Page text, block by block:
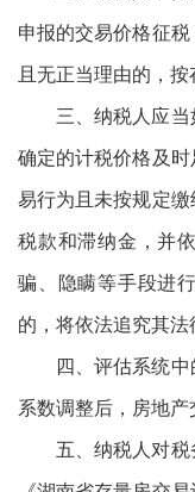
申报的交易价格征
且无正当理由的，按
三、纳税人应
确定的计税价格及
易行为且未按规定
税款和滞纳金，并
骗、隐瞒等手段进
的，将依法追究其法
四、评估系统
系数调整后，房地产
五、纳税人对